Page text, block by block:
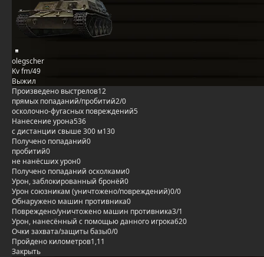
olegscher
Kv fm/49
Выжил
Произведено выстрелов12
прямых попаданий/пробитий2/0
осколочно-фугасных повреждений5
Нанесение урона536
с дистанции свыше 300 м130
Получено попаданий0
пробитий0
не нанёсших урон0
Получено попаданий осколками0
Урон, заблокированный бронёй0
Урон союзникам (уничтожено/повреждений)0/0
Обнаружено машин противника0
Повреждено/уничтожено машин противника3/1
Урон, нанесённый с помощью данного игрока620
Очки захвата/защиты базы0/0
Пройдено километров1,11
Закрыть